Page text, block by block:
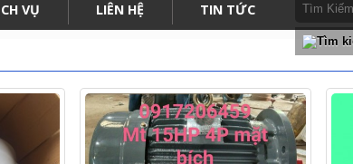
VỤ LIÊN HỆ TIN TỨC